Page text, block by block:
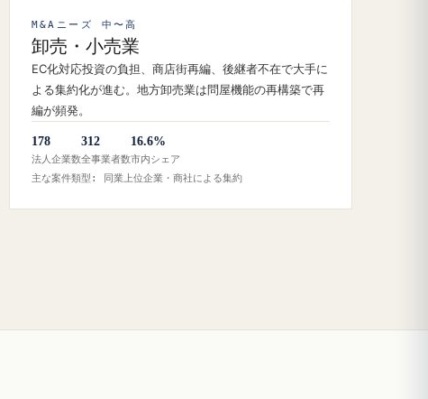
M&Aニーズ 中〜高
卸売・小売業
EC化対応投資の負担、商店街再編、後継者不在で大手に
よる集約化が進む。地方卸売業は問屋機能の再構築で再
編が頻発。
178
法人企業数
312
全事業者数
16.6%
市内シェア
主な案件類型: 同業上位企業・商社による集約